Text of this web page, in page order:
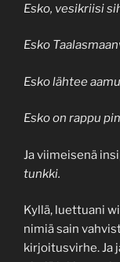
Esko, vesikriisi
Esko
Esko lähtee
Esko on rappu
Ja viimeisenä
tunkki.
Kyllä, luettuani
nimiä sain
kirjoitusvirhe. Ja